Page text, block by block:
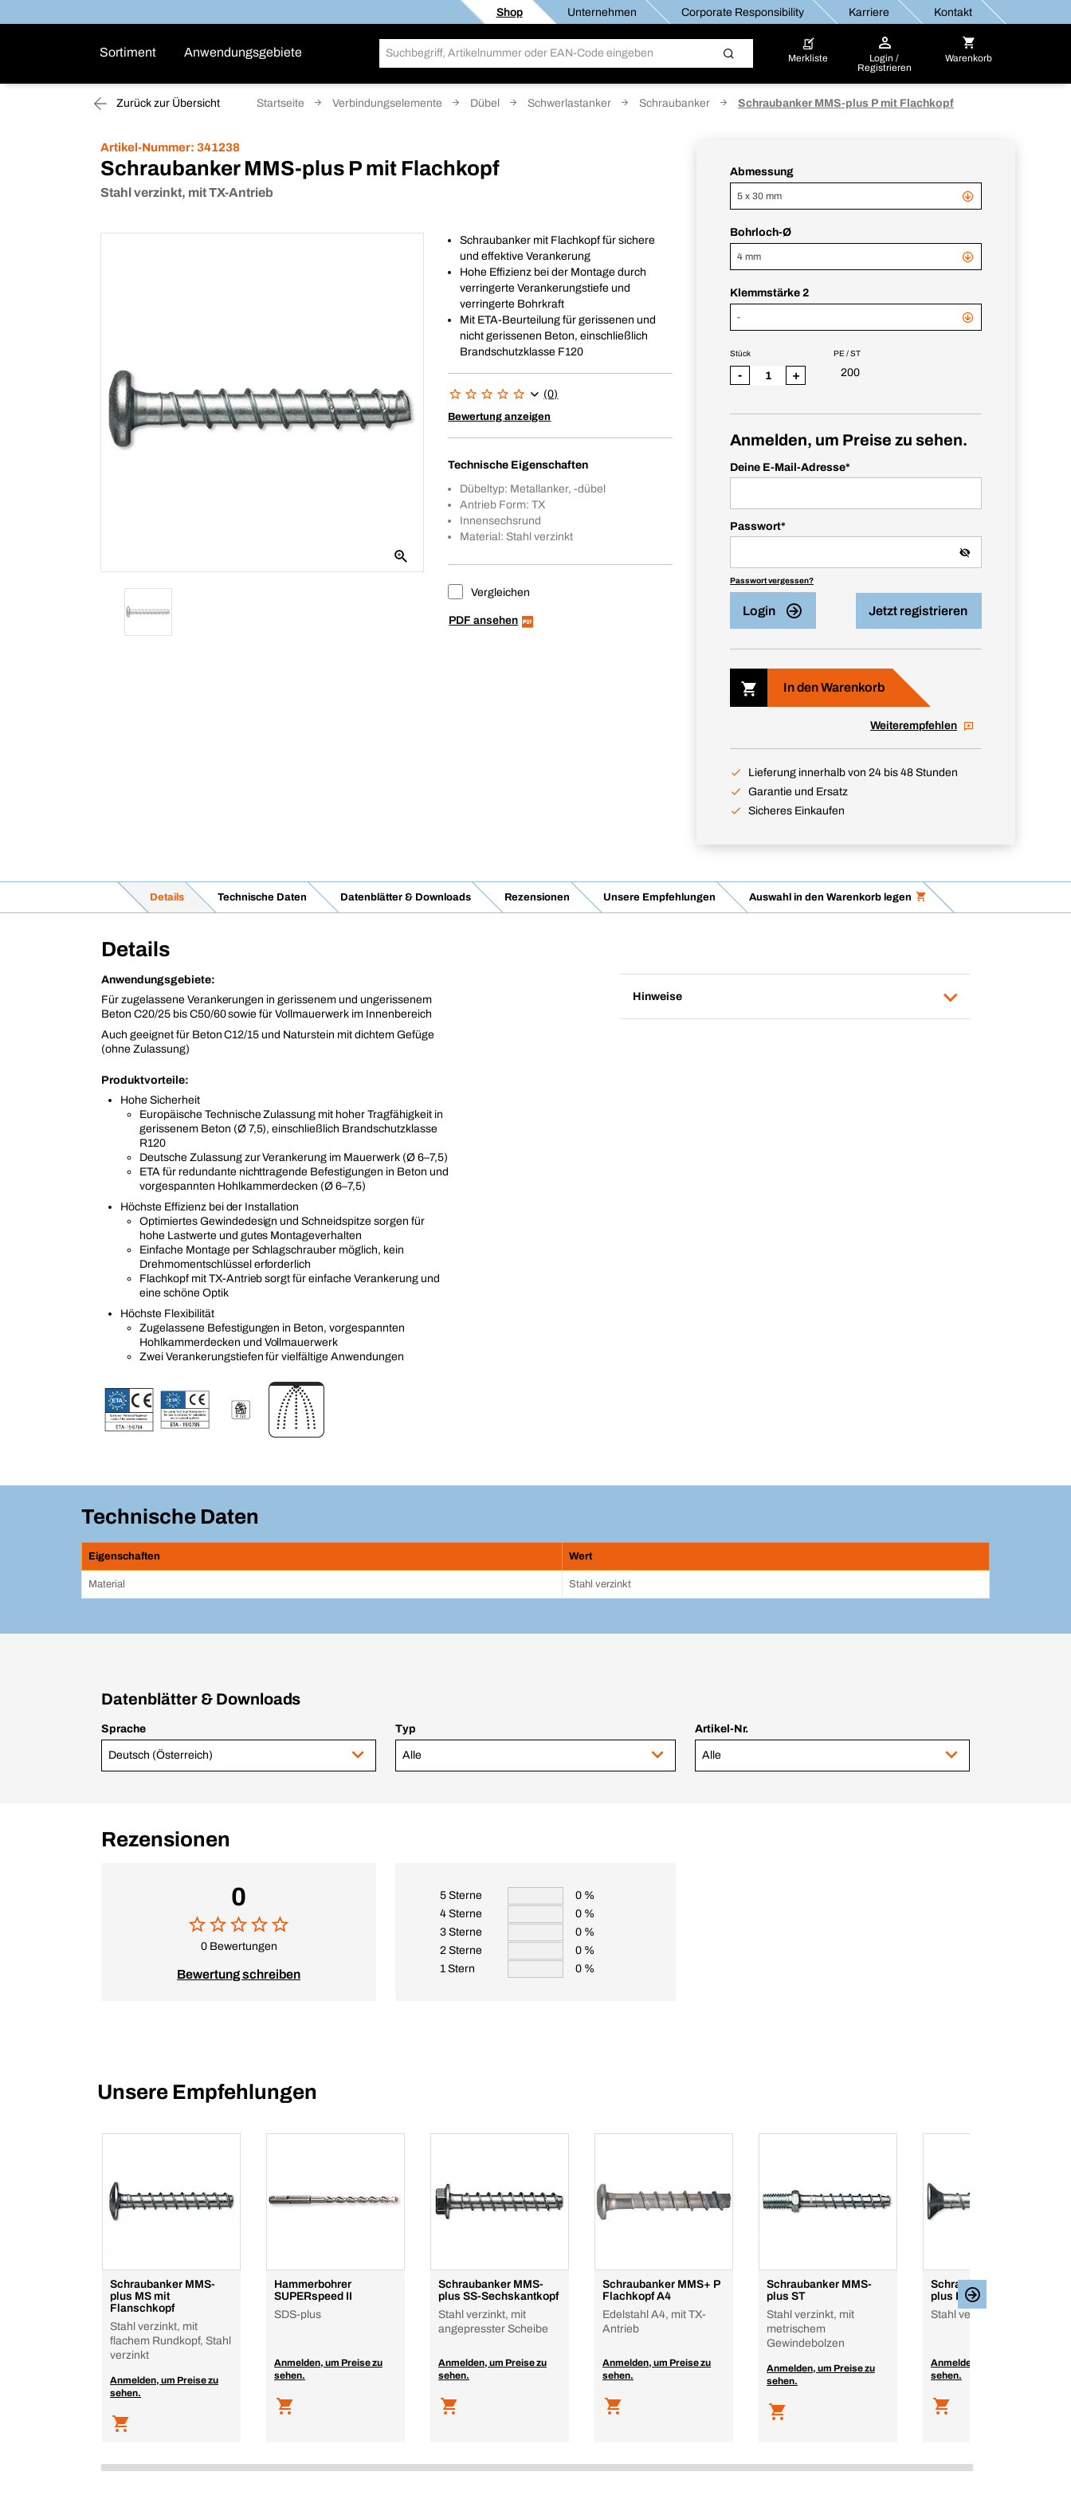
Shop Unternehmen Corporate Responsibility Karriere Kontakt
Sortiment Anwendungsgebiete Merkliste
Login /
Registrieren
Warenkorb
Zurück zur Übersicht Startseite Verbindungselemente Dübel Schwerlastanker Schraubanker Schraubanker MMS-plus P mit Flachkopf
Artikel-Nummer: 341238
Schraubanker MMS-plus P mit Flachkopf
Stahl verzinkt, mit TX-Antrieb
Schraubanker mit Flachkopf für sichere
und effektive Verankerung
Hohe Effizienz bei der Montage durch
verringerte Verankerungstiefe und
verringerte Bohrkraft
Mit ETA-Beurteilung für gerissenen und
nicht gerissenen Beton, einschließlich
Brandschutzklasse F120
(0)
Bewertung anzeigen
Technische Eigenschaften
Dübeltyp: Metallanker, -dübel
Antrieb Form: TX
Innensechsrund
Material: Stahl verzinkt
Vergleichen
PDF ansehen
Abmessung
5 x 30 mm
Bohrloch-Ø
4 mm
Klemmstärke 2
-
PE / ST
200
Stück
- +
Anmelden, um Preise zu sehen.
Deine E-Mail-Adresse*
Passwort*
Passwort vergessen?
Login Jetzt registrieren
In den Warenkorb
Weiterempfehlen
Lieferung innerhalb von 24 bis 48 Stunden
Garantie und Ersatz
Sicheres Einkaufen
Details Technische Daten Datenblätter & Downloads Rezensionen Unsere Empfehlungen Auswahl in den Warenkorb legen
Details
Anwendungsgebiete:
Für zugelassene Verankerungen in gerissenem und ungerissenem
Beton C20/25 bis C50/60 sowie für Vollmauerwerk im Innenbereich
Auch geeignet für Beton C12/15 und Naturstein mit dichtem Gefüge
(ohne Zulassung)
Produktvorteile:
Hohe Sicherheit
Europäische Technische Zulassung mit hoher Tragfähigkeit in
gerissenem Beton (Ø 7,5), einschließlich Brandschutzklasse
R120
Deutsche Zulassung zur Verankerung im Mauerwerk (Ø 6–7,5)
ETA für redundante nichttragende Befestigungen in Beton und
vorgespannten Hohlkammerdecken (Ø 6–7,5)
Höchste Effizienz bei der Installation
Optimiertes Gewindedesign und Schneidspitze sorgen für
hohe Lastwerte und gutes Montageverhalten
Einfache Montage per Schlagschrauber möglich, kein
Drehmomentschlüssel erforderlich
Flachkopf mit TX-Antrieb sorgt für einfache Verankerung und
eine schöne Optik
Höchste Flexibilität
Zugelassene Befestigungen in Beton, vorgespannten
Hohlkammerdecken und Vollmauerwerk
Zwei Verankerungstiefen für vielfältige Anwendungen
Hinweise
Technische Daten
Eigenschaften Wert
Material Stahl verzinkt
Datenblätter & Downloads
Sprache
Deutsch (Österreich)
Typ
Alle
Artikel-Nr.
Alle
Rezensionen
0
0 Bewertungen
Bewertung schreiben
5 Sterne
0 %
4 Sterne
0 %
3 Sterne
0 %
2 Sterne
0 %
1 Stern
0 %
Unsere Empfehlungen
Schraubanker MMS-
plus MS mit
Flanschkopf
Stahl verzinkt, mit
flachem Rundkopf, Stahl
verzinkt
Anmelden, um Preise zu
sehen.
Hammerbohrer
SUPERspeed II
SDS-plus
Anmelden, um Preise zu
sehen.
Schraubanker MMS-
plus SS-Sechskantkopf
Stahl verzinkt, mit
angepresster Scheibe
Anmelden, um Preise zu
sehen.
Schraubanker MMS+ P
Flachkopf A4
Edelstahl A4, mit TX-
Antrieb
Anmelden, um Preise zu
sehen.
Schraubanker MMS-
plus ST
Stahl verzinkt, mit
metrischem
Gewindebolzen
Anmelden, um Preise zu
sehen.
Schraubanker MMS-
plus F Senkkopf
Stahl verzinkt
Anmelden, um Preise zu
sehen.